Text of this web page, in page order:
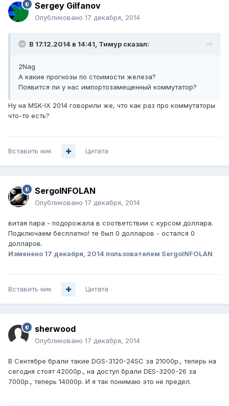
Sergey Gilfanov
Опубликовано 17 декабря, 2014
В 17.12.2014 в 14:41, Тимур сказал:
2Nag
А какие прогнозы по стоимости железа?
Появится ли у нас импортозамещенный коммутатор?
Ну на MSK-IX 2014 говорили же, что как раз про коммутаторы
что-то есть?
Вставить ник Цитата
SergoINFOLAN
Опубликовано 17 декабря, 2014
витая пара - подорожала в соответствии с курсом доллара.
Подключаем бесплатно! те был 0 долларов - остался 0
долларов.
Изменено 17 декабря, 2014 пользователем SergoINFOLAN
Вставить ник Цитата
sherwood
Опубликовано 17 декабря, 2014
В Сентябре брали такие DGS-3120-24SC за 21000р., теперь на
сегодня стоят 42000р., на доступ брали DES-3200-26 за
7000р., теперь 14000р. И я так понимаю это не предел.